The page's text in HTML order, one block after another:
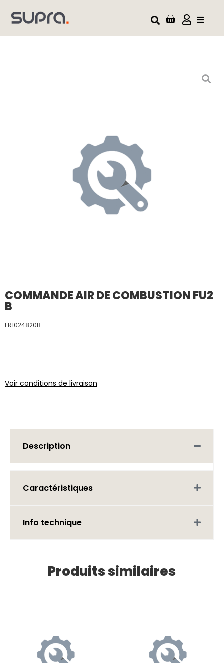
COMMANDE AIR DE COMBUSTION FU2
B
FR1024820B
Voir conditions de livraison
Description
Caractéristiques
Info technique
Produits similaires